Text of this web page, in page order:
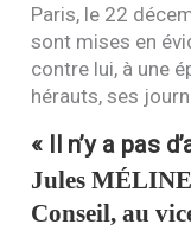
Paris, le 22
sont mises en
contre lui, à une
hérauts, ses
« Il n’y a pas
JulesMÉLINE
Conseil, au